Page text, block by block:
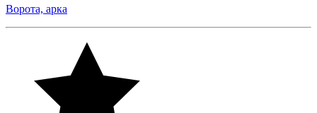
Ворота, арка